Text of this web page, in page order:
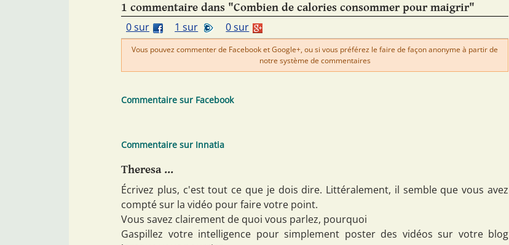
1 commentaire dans "Combien de calories consommer pour maigrir"
0 sur
1 sur 0 sur
Vous pouvez commenter de Facebook et Google+, ou si vous préférez le faire de façon anonyme à partir de
notre système de commentaires
Commentaire sur Facebook
Commentaire sur Innatia
Theresa ...
Écrivez plus, c'est tout ce que je dois dire. Littéralement, il semble que vous avez
compté sur la vidéo pour faire votre point.
Vous savez clairement de quoi vous parlez, pourquoi
Gaspillez votre intelligence pour simplement poster des vidéos sur votre blog